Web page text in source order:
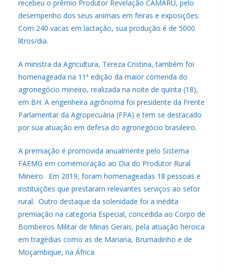
recebeu o prêmio Produtor Revelação CAMARU, pelo
desempenho dos seus animais em feiras e exposições.
Com 240 vacas em lactação, sua produção é de 5000
litros/dia.
A ministra da Agricultura, Tereza Cristina, também foi
homenageada na 11ª edição da maior comenda do
agronegócio mineiro, realizada na noite de quinta (18),
em BH. A engenheira agrônoma foi presidente da Frente
Parlamentar da Agropecuária (FPA) e tem se destacado
por sua atuação em defesa do agronegócio brasileiro.
A premiação é promovida anualmente pelo Sistema
FAEMG em comemoração ao Dia do Produtor Rural
Mineiro. Em 2019, foram homenageadas 18 pessoas e
instituições que prestaram relevantes serviços ao setor
rural. Outro destaque da solenidade foi a inédita
premiação na categoria Especial, concedida ao Corpo de
Bombeiros Militar de Minas Gerais, pela atuação heroica
em tragédias como as de Mariana, Brumadinho e de
Moçambique, na África.